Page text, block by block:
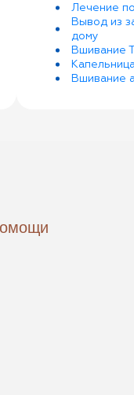
Лечение
Вывод из
дому
Вшивание
Вшивание